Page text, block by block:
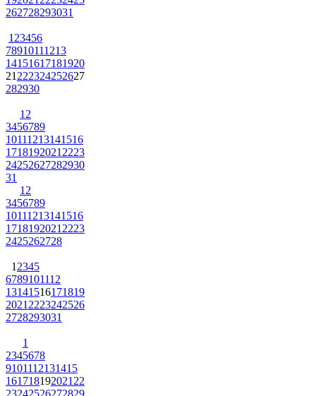
262728293031
123456
78910111213
14151617181920
21222324252627
282930
12
3456789
10111213141516
17181920212223
24252627282930
31
12
3456789
10111213141516
17181920212223
2425262728
12345
6789101112
13141516171819
20212223242526
2728293031
1
2345678
9101112131415
16171819202122